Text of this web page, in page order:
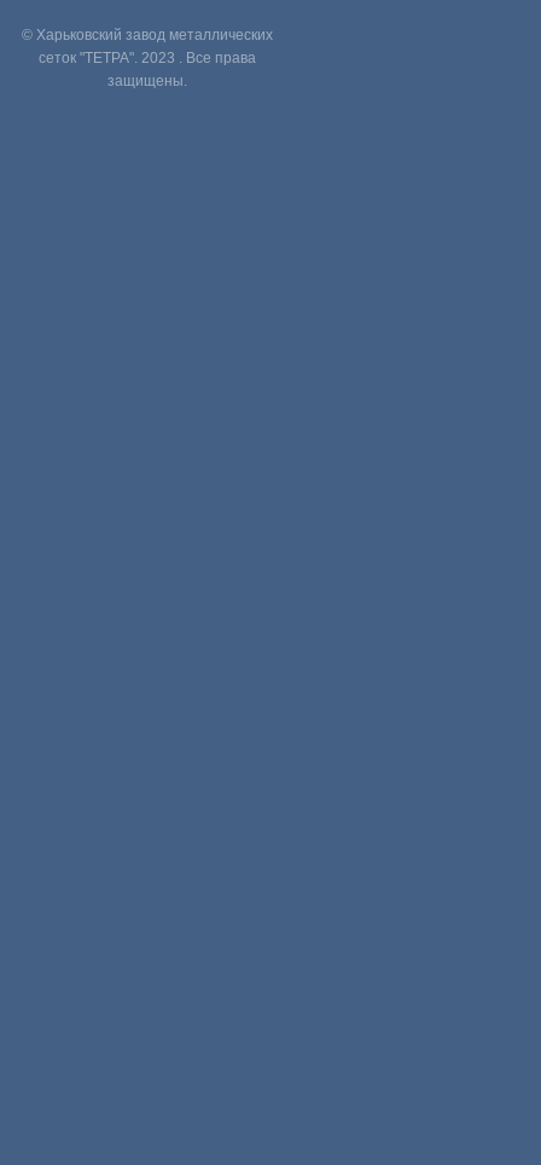
© Харьковский завод металлических
сеток "ТЕТРА". 2023 . Все права
защищены.